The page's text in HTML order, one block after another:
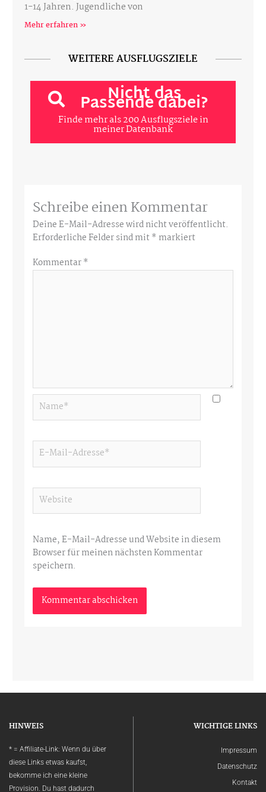
1-14 Jahren. Jugendliche von
Mehr erfahren »
WEITERE AUSFLUGSZIELE
Nicht das
Passende dabei?
Finde mehr als 200 Ausflugsziele in
meiner Datenbank
Schreibe einen Kommentar
Deine E-Mail-Adresse wird nicht veröffentlicht.
Erforderliche Felder sind mit* markiert
Kommentar*
Name*
E-
Mail-
Website
Name, E-Mail-Adresse und Website in diesem
Browser für meinen nächsten Kommentar
speichern.
HINWEIS
* = Affiliate-Link: Wenn du über
diese Links etwas kaufst,
bekomme ich eine kleine
Provision. Du hast dadurch
WICHTIGE LINKS
Impressum
Datenschutz
Kontakt